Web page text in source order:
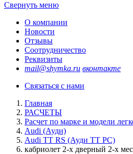
Свернуть меню
О компании
Новости
Отзывы
Соотрудничество
Реквизиты
mail@shymka.ru вконтакте
Связаться с нами
Главная
РАСЧЕТЫ
Расчет по марке и модели
Audi (Ауди)
Audi TT RS (Ауди ТТ РС)
кабриолет 2-х дверный 2-х